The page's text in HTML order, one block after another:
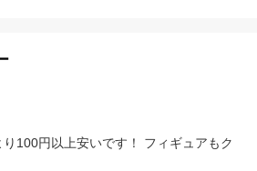
100円以上安いです！ フィギュアもク